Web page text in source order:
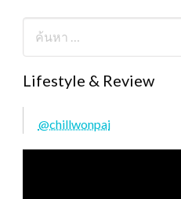
Lifestyle & Review
@chillwonpai